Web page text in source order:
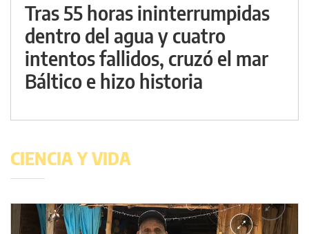
Tras 55 horas ininterrumpidas
dentro del agua y cuatro
intentos fallidos, cruzó el mar
Báltico e hizo historia
CIENCIA Y VIDA